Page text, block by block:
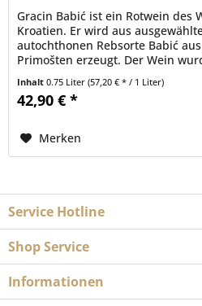
Gracin Babić ist ein Rotwein des
Kroatien. Er wird aus
autochthonen Rebsorte Babić
Primošten erzeugt. Der Wein
Eichenfässern (Barrique)
Inhalt0.75 Liter(57,20 € * / 1 Liter)
42,90 € *
Merken
Service Hotline
Shop Service
Informationen